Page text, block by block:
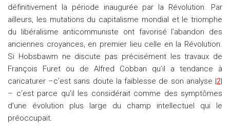
définitivement la période inaugurée par la Révolution. Par
ailleurs, les mutations du capitalisme mondial et le triomphe
du libéralisme anticommuniste ont favorisé l’abandon des
anciennes croyances, en premier lieu celle en la Révolution.
Si Hobsbawm ne discute pas précisément les travaux de
François Furet ou de Alfred Cobban qu’il a tendance à
caricaturer –c’est sans doute la faiblesse de son analyse |2|
– c’est parce qu’il les considérait comme des symptômes
d’une évolution plus large du champ intellectuel qui le
préoccupait.